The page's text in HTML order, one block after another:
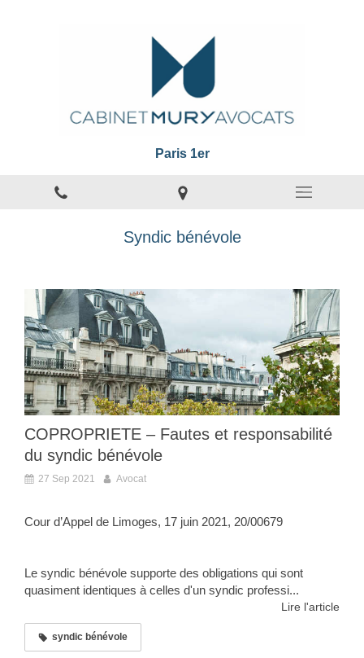
Paris 1er
Syndic bénévole
COPROPRIETE – Fautes et responsabilité
du syndic bénévole
27 Sep 2021 Avocat
Cour d’Appel de Limoges, 17 juin 2021, 20/00679
Le syndic bénévole supporte des obligations qui sont
quasiment identiques à celles d'un syndic professi...
Lire l'article
syndic bénévole